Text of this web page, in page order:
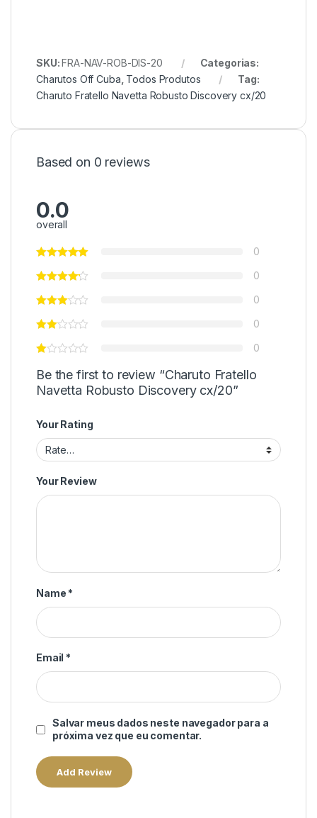
SKU:FRA-NAV-ROB-DIS-20
Categorias:
Charutos Off Cuba Todos Produtos
Tag:
Charuto Fratello Navetta Robusto Discovery cx/20
Based on 0 reviews
0.0
overall
0
0
0
0
0
Be the first to review “Charuto Fratello
Navetta Robusto Discovery cx/20”
Your Rating
Your Review
Name *
Email *
Salvar meus dados neste navegador para a
próxima vez que eu comentar.